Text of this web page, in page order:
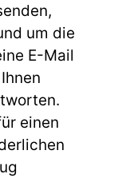
um die
E-Mail
einen